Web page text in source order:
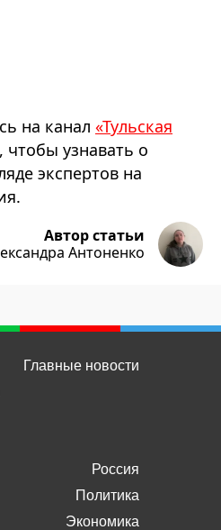
на канал «Тульская
, чтобы узнавать о
экспертов на
Автор статьи
Антоненко
Главные новости
Россия
Политика
Экономика